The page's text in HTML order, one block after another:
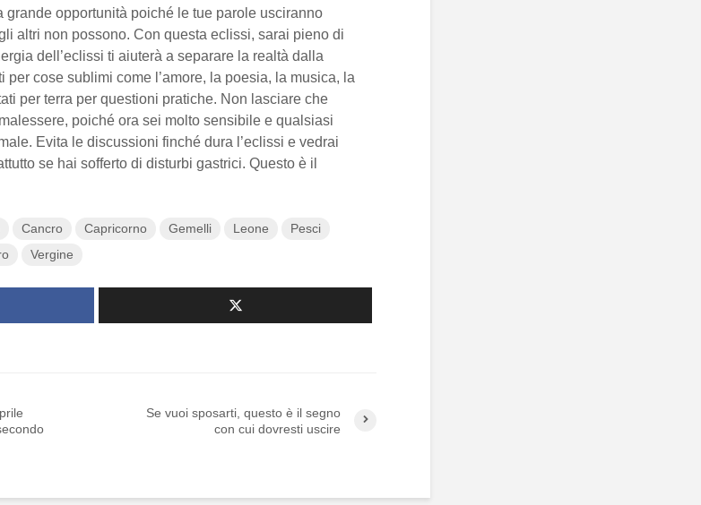
opportunità poiché le tue parole usciranno
altri non possono. Con questa eclissi, sarai pieno di
dell’eclissi ti aiuterà a separare la realtà dalla
per cose sublimi come l’amore, la poesia, la musica, la
per terra per questioni pratiche. Non lasciare che
poiché ora sei molto sensibile e qualsiasi
Evita le discussioni finché dura l’eclissi e vedrai
se hai sofferto di disturbi gastrici. Questo è il
Cancro Capricorno Gemelli Leone
Pesci
Vergine
Se vuoi sposarti, questo è il segno
con cui dovresti uscire